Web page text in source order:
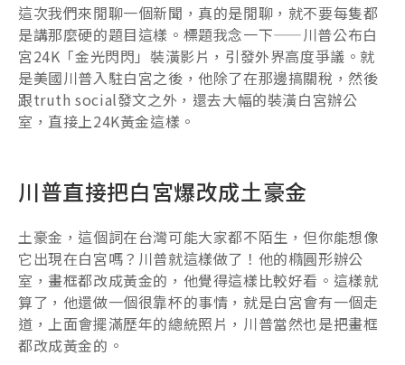
這次我們來閒聊一個新聞，真的是閒聊，就不要每隻都
是講那麼硬的題目這樣。標題我念一下——川普公布白
宮24K「金光閃閃」裝潢影片，引發外界高度爭議。就
是美國川普入駐白宮之後，他除了在那邊搞關稅，然後
跟truth social發文之外，還去大幅的裝潢白宮辦公
室，直接上24K黃金這樣。
川普直接把白宮爆改成土豪金
土豪金，這個詞在台灣可能大家都不陌生，但你能想像
它出現在白宮嗎？川普就這樣做了！他的橢圓形辦公
室，畫框都改成黃金的，他覺得這樣比較好看。這樣就
算了，他還做一個很靠杯的事情，就是白宮會有一個走
道，上面會擺滿歷年的總統照片，川普當然也是把畫框
都改成黃金的。